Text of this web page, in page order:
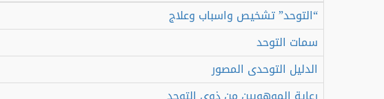
“التوحد” تشخيص واسباب وعلاج
سمات التوحد
الدليل التوحدى المصور